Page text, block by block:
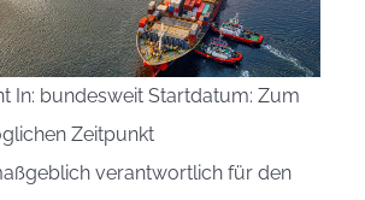
In: bundesweit Startdatum: Zum
Zeitpunkt
verantwortlich für den